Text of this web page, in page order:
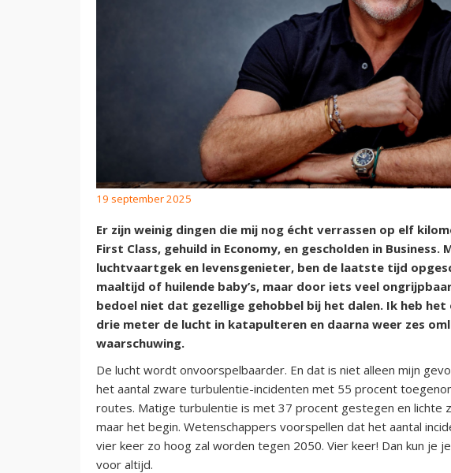
19 september 2025
Er zijn weinig dingen die mij nog écht verrassen op elf
First Class, gehuild in Economy, en gescholden in
luchtvaartgek en levensgenieter, ben de laatste tijd
maaltijd of huilende baby’s, maar door iets veel
bedoel niet dat gezellige gehobbel bij het dalen. Ik heb
drie meter de lucht in katapulteren en daarna weer zes
waarschuwing.
De lucht wordt onvoorspelbaarder. En dat is niet alleen mijn
het aantal zware turbulentie-incidenten met 55 procent
routes. Matige turbulentie is met 37 procent gestegen en lichte
maar het begin. Wetenschappers voorspellen dat het aantal
vier keer zo hoog zal worden tegen 2050. Vier keer! Dan kun
voor altijd.